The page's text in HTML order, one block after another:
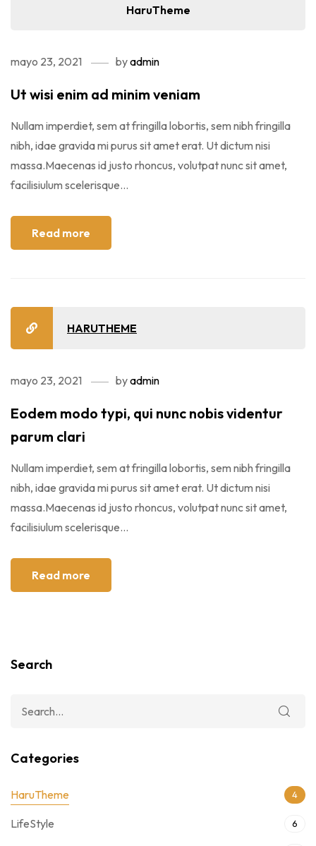
HaruTheme
mayo 23, 2021 byadmin
Ut wisi enim ad minim veniam
Nullam imperdiet, sem at fringilla lobortis, sem nibh fringilla
nibh, idae gravida mi purus sit amet erat. Ut dictum nisi
massa.Maecenas id justo rhoncus, volutpat nunc sit amet,
facilisiulum scelerisque...
Read more
HARUTHEME
mayo 23, 2021 byadmin
Eodem modo typi, qui nunc nobis videntur
parum clari
Nullam imperdiet, sem at fringilla lobortis, sem nibh fringilla
nibh, idae gravida mi purus sit amet erat. Ut dictum nisi
massa.Maecenas id justo rhoncus, volutpat nunc sit amet,
facilisiulum scelerisque...
Read more
Search
Categories
HaruTheme 4
LifeStyle 6